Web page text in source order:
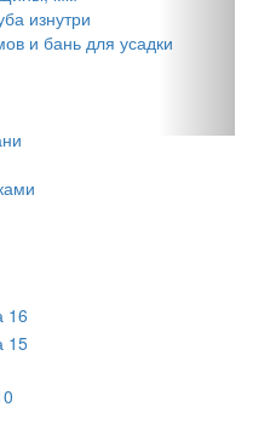
изнутри
и бань для усадки